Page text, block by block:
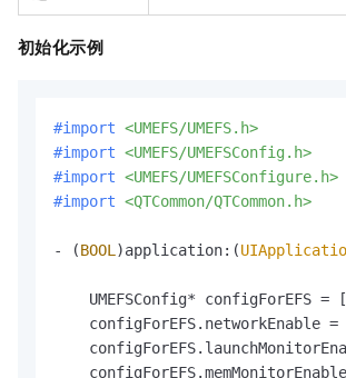
初始化示例
#import <UMEFS/UMEFS.h>
#import <UMEFS/UMEFSConfig.h>
#import <UMEFS/UMEFSConfigure.h>
#import <QTCommon/QTCommon.h>
- (BOOL)application:(
UMEFSConfig* configForEFS =
    configForEFS.networkEnable =